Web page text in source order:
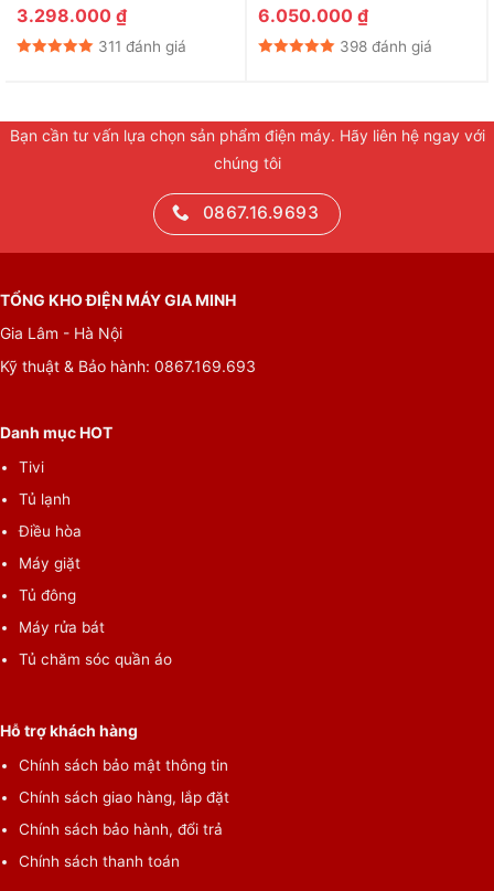
3.298.000 ₫
311 đánh giá
6.050.000 ₫
398 đánh giá
Bạn cần tư vấn lựa chọn sản phẩm điện máy. Hãy liên hệ ngay với
chúng tôi
0867.16.9693
TỔNG KHO ĐIỆN MÁY GIA MINH
Gia Lâm - Hà Nội
Kỹ thuật & Bảo hành: 0867.169.693
Danh mục HOT
Tivi
Tủ lạnh
Điều hòa
Máy giặt
Tủ đông
Máy rửa bát
Tủ chăm sóc quần áo
Hỗ trợ khách hàng
Chính sách bảo mật thông tin
Chính sách giao hàng, lắp đặt
Chính sách bảo hành, đổi trả
Chính sách thanh toán